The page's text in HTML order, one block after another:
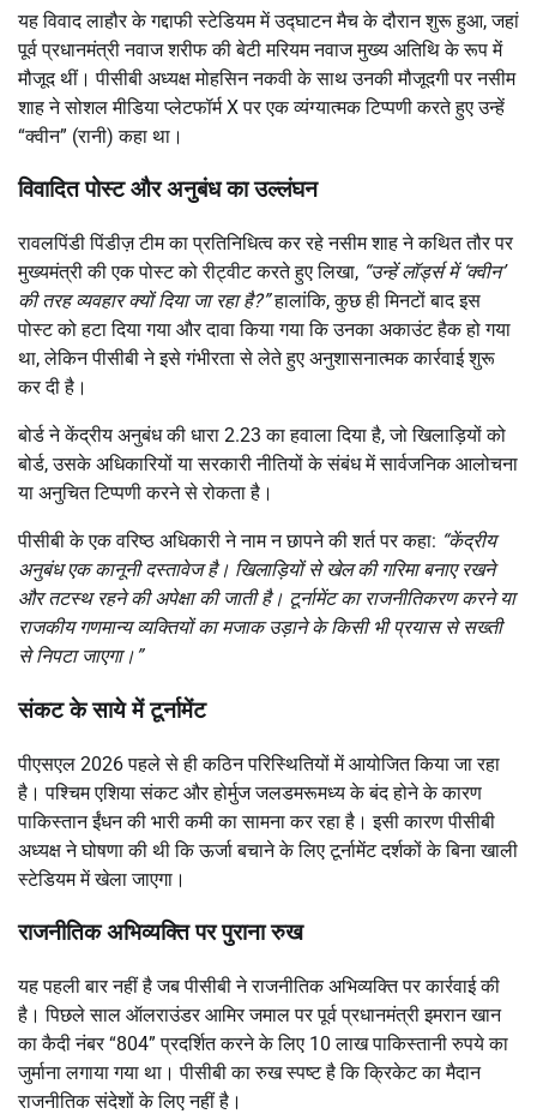
यह विवाद लाहौर के गद्दाफी स्टेडियम में उद्घाटन मैच के दौरान शुरू हुआ, जहां
पूर्व प्रधानमंत्री नवाज शरीफ की बेटी मरियम नवाज मुख्य अतिथि के रूप में
मौजूद थीं। पीसीबी अध्यक्ष मोहसिन नकवी के साथ उनकी मौजूदगी पर नसीम
शाह ने सोशल मीडिया प्लेटफॉर्म X पर एक व्यंग्यात्मक टिप्पणी करते हुए उन्हें
“क्वीन” (रानी) कहा था।
विवादित पोस्ट और अनुबंध का उल्लंघन
रावलपिंडी पिंडीज़ टीम का प्रतिनिधित्व कर रहे नसीम शाह ने कथित तौर पर
मुख्यमंत्री की एक पोस्ट को रीट्वीट करते हुए लिखा, “उन्हें लॉर्ड्स में ‘क्वीन’
की तरह व्यवहार क्यों दिया जा रहा है?”हालांकि, कुछ ही मिनटों बाद इस
पोस्ट को हटा दिया गया और दावा किया गया कि उनका अकाउंट हैक हो गया
था, लेकिन पीसीबी ने इसे गंभीरता से लेते हुए अनुशासनात्मक कार्रवाई शुरू
कर दी है।
बोर्ड ने केंद्रीय अनुबंध की धारा 2.23 का हवाला दिया है, जो खिलाड़ियों को
बोर्ड, उसके अधिकारियों या सरकारी नीतियों के संबंध में सार्वजनिक आलोचना
या अनुचित टिप्पणी करने से रोकता है।
पीसीबी के एक वरिष्ठ अधिकारी ने नाम न छापने की शर्त पर कहा: “केंद्रीय
अनुबंध एक कानूनी दस्तावेज है। खिलाड़ियों से खेल की गरिमा बनाए रखने
और तटस्थ रहने की अपेक्षा की जाती है। टूर्नामेंट का राजनीतिकरण करने या
राजकीय गणमान्य व्यक्तियों का मजाक उड़ाने के किसी भी प्रयास से सख्ती
से निपटा जाएगा।”
संकट के साये में टूर्नामेंट
पीएसएल 2026 पहले से ही कठिन परिस्थितियों में आयोजित किया जा रहा
है। पश्चिम एशिया संकट और होर्मुज जलडमरूमध्य के बंद होने के कारण
पाकिस्तान ईंधन की भारी कमी का सामना कर रहा है। इसी कारण पीसीबी
अध्यक्ष ने घोषणा की थी कि ऊर्जा बचाने के लिए टूर्नामेंट दर्शकों के बिना खाली
स्टेडियम में खेला जाएगा।
राजनीतिक अभिव्यक्ति पर पुराना रुख
यह पहली बार नहीं है जब पीसीबी ने राजनीतिक अभिव्यक्ति पर कार्रवाई की
है। पिछले साल ऑलराउंडर आमिर जमाल पर पूर्व प्रधानमंत्री इमरान खान
का कैदी नंबर “804” प्रदर्शित करने के लिए 10 लाख पाकिस्तानी रुपये का
जुर्माना लगाया गया था। पीसीबी का रुख स्पष्ट है कि क्रिकेट का मैदान
राजनीतिक संदेशों के लिए नहीं है।